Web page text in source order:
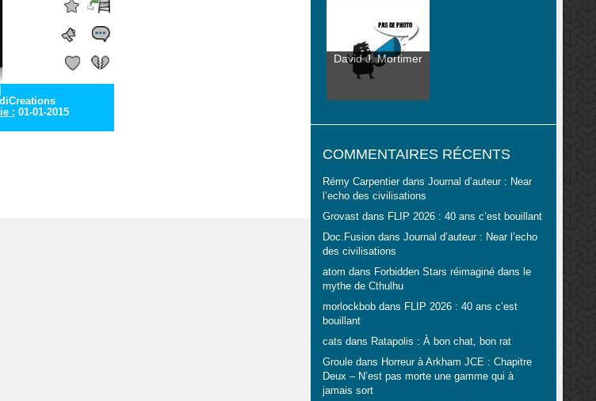
: 01-01-2015
David J. Mortimer
COMMENTAIRES RÉCENTS
Rémy Carpentierdans Journal d’auteur : Near
l’echo des civilisations
Grovastdans FLIP 2026 : 40 ans c’est bouillant
Doc.Fusiondans Journal d’auteur : Near l’echo
des civilisations
atom dans Forbidden Stars réimaginé dans le
mythe de Cthulhu
morlockbobdans FLIP 2026 : 40 ans c’est
bouillant
cats dans Ratapolis : À bon chat, bon rat
Grouledans Horreur à Arkham JCE : Chapitre
Deux – N’est pas morte une gamme qui à
jamais sort